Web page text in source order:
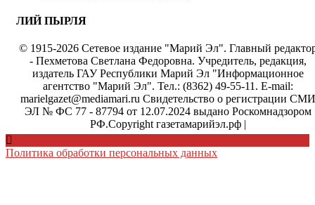
ЛИЙ ПЫРЛЯ
© 1915-2026 Сетевое издание "Марий Эл". Главный
- Пехметова Светлана Федоровна. Учредитель, редакция,
издатель ГАУ Республики Марий Эл "Информационное
агентство "Марий Эл". Тел.: (8362) 49-55-11. E-mail:
marielgazet@mediamari.ru Свидетельство о регистрации СМИ
ЭЛ № ФС 77 - 87794 от 12.07.2024 выдано Роскомнадзором
РФ.Copyright газетамарийэл.рф |
Политика обработки персональных данных